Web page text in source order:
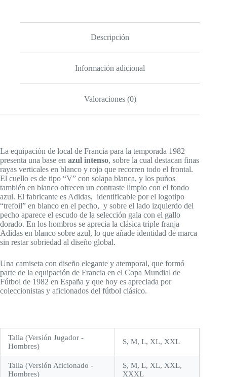
Descripción
Información adicional
Valoraciones (0)
La equipación de local de Francia para la temporada 1982
presenta una base en azul intenso, sobre la cual destacan finas
rayas verticales en blanco y rojo que recorren todo el frontal.
El cuello es de tipo “V” con solapa blanca, y los puños
también en blanco ofrecen un contraste limpio con el fondo
azul. El fabricante es Adidas, identificable por el logotipo
“trefoil” en blanco en el pecho, y sobre el lado izquierdo del
pecho aparece el escudo de la selección gala con el gallo
dorado. En los hombros se aprecia la clásica triple franja
Adidas en blanco sobre azul, lo que añade identidad de marca
sin restar sobriedad al diseño global.
Una camiseta con diseño elegante y atemporal, que formó
parte de la equipación de Francia en el ‎Copa Mundial de
Fútbol de 1982 en España y que hoy es apreciada por
coleccionistas y aficionados del fútbol clásico.
Talla (Versión Jugador -
Hombres)
S, M, L, XL, XXL
Talla (Versión Aficionado -
Hombres)
S, M, L, XL, XXL,
XXXL